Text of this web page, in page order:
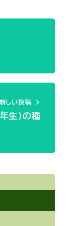
新しい投稿
生）の種